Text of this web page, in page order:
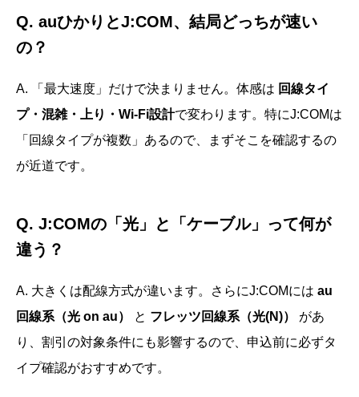
Q. auひかりとJ:COM、結局どっちが速い
の？
A. 「最大速度」だけで決まりません。体感は 回線タイ
プ・混雑・上り・Wi-Fi設計で変わります。特にJ:COMは
「回線タイプが複数」あるので、まずそこを確認するの
が近道です。
Q. J:COMの「光」と「ケーブル」って何が
違う？
A. 大きくは配線方式が違います。さらにJ:COMには au
回線系（光 on au）
と フレッツ回線系（光(N)）
があ
り、割引の対象条件にも影響するので、申込前に必ずタ
イプ確認がおすすめです。